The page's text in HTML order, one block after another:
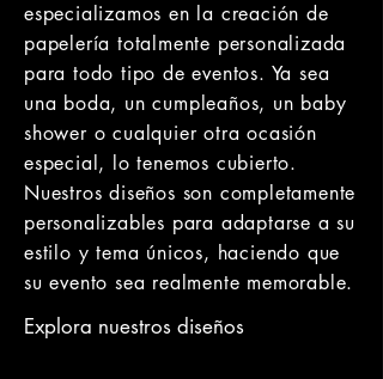
especializamos en la creación de
papelería totalmente personalizada
para todo tipo de eventos. Ya sea
una boda, un cumpleaños, un baby
shower o cualquier otra ocasión
especial, lo tenemos cubierto.
Nuestros diseños son completamente
personalizables para adaptarse a su
estilo y tema únicos, haciendo que
su evento sea realmente memorable.
Explora nuestros diseños